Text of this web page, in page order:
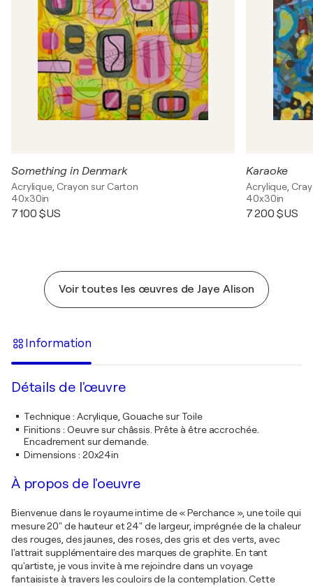
Something in Denmark
Acrylique, Crayon sur Carton
40x30in
7 100 $US
Karaoke
Acrylique,
40x30in
7 200 $US
Voir toutes les œuvres de Jaye Alison
Information
Détails de l'œuvre
Technique: Acrylique, Gouache sur Toile
Finitions : Oeuvre sur châssis. Prête à être accrochée.
Encadrement sur demande.
Dimensions : 20x24in
À propos de l'oeuvre
Bienvenue dans le royaume intime de « Perchance », une toile qui
mesure 20" de hauteur et 24" de largeur, imprégnée de la chaleur
des rouges, des jaunes, des roses, des gris et des verts, avec
l'attrait supplémentaire des marques de graphite. En tant
qu'artiste, je vous invite à me rejoindre dans un voyage
fantaisiste à travers les couloirs de la contemplation. Cette